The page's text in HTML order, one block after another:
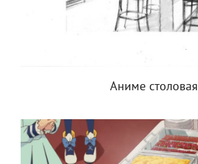
Аниме столовая